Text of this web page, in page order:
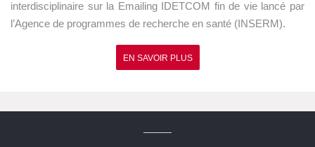
interdisciplinaire sur la Emailing IDETCOM fin de vie lancé par
l’Agence de programmes de recherche en santé (INSERM).
EN SAVOIR PLUS